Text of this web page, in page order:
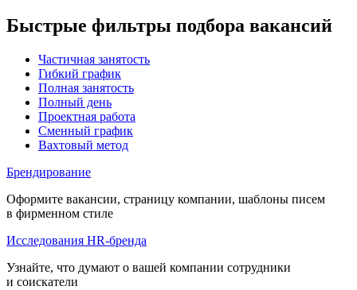
Быстрые фильтры подбора вакансий
Частичная занятость
Гибкий график
Полная занятость
Полный день
Проектная работа
Сменный график
Вахтовый метод
Брендирование
Оформите вакансии, страницу компании, шаблоны писем
в фирменном стиле
Исследования HR-бренда
Узнайте, что думают о вашей компании сотрудники
и соискатели